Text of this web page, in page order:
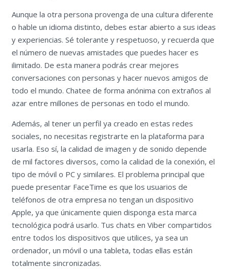
Aunque la otra persona provenga de una cultura diferente
o hable un idioma distinto, debes estar abierto a sus ideas
y experiencias. Sé tolerante y respetuoso, y recuerda que
el número de nuevas amistades que puedes hacer es
ilimitado. De esta manera podrás crear mejores
conversaciones con personas y hacer nuevos amigos de
todo el mundo. Chatee de forma anónima con extraños al
azar entre millones de personas en todo el mundo.
Además, al tener un perfil ya creado en estas redes
sociales, no necesitas registrarte en la plataforma para
usarla. Eso sí, la calidad de imagen y de sonido depende
de mil factores diversos, como la calidad de la conexión, el
tipo de móvil o PC y similares. El problema principal que
puede presentar FaceTime es que los usuarios de
teléfonos de otra empresa no tengan un dispositivo
Apple, ya que únicamente quien disponga esta marca
tecnológica podrá usarlo. Tus chats en Viber compartidos
entre todos los dispositivos que utilices, ya sea un
ordenador, un móvil o una tableta, todas ellas están
totalmente sincronizadas.